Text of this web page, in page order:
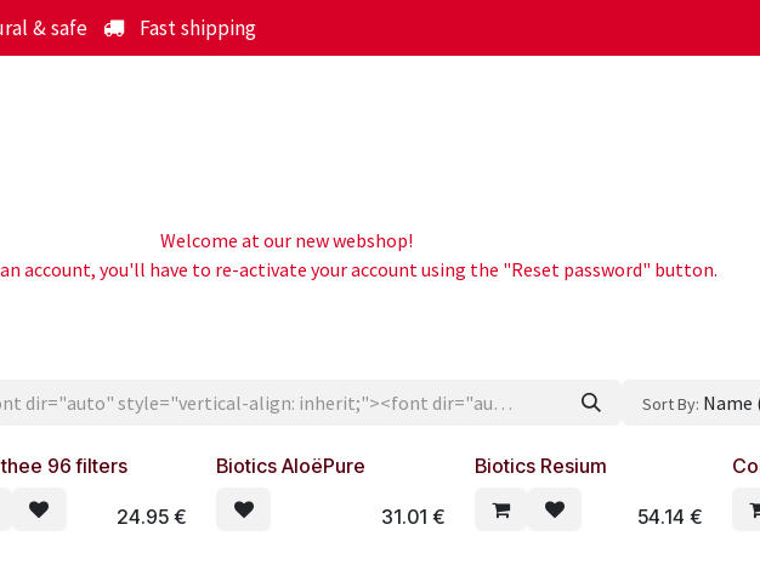
& safe Fast shipping
Welcome at our new webshop!
account, you'll have to re-activate your account using the "Reset password" button.
Sort By: Name
96 filters
24.95 €
Biotics AloëPure
31.01 €
Biotics Resium
54.14 €